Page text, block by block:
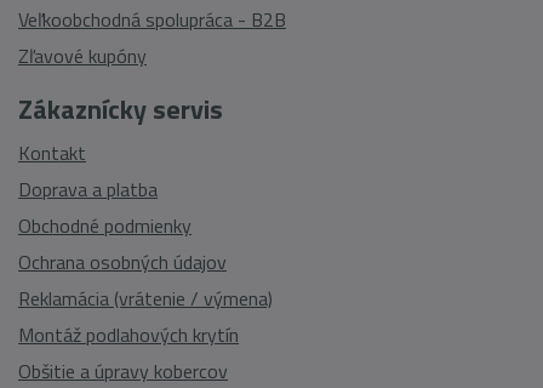
Zákaznícky servis
Kontakt
Doprava a platba
Obchodné podmienky
Ochrana osobných údajov
Reklamácia (vrátenie / výmena)
Montáž podlahových krytín
Obšitie a úpravy kobercov
Veľkoobchodná spolupráca - B2B
Zľavové kupóny